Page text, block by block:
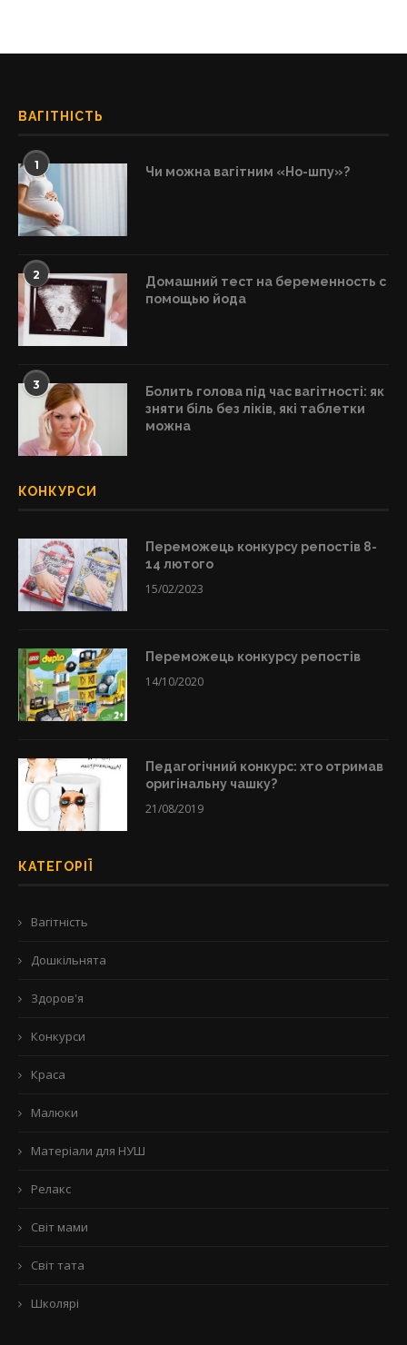
ВАГІТНІСТЬ
1 Чи можна вагітним «Но-шпу»?
2
Домашний тест на беременность с
помощью йода
3
Болить голова під час вагітності: як
зняти біль без ліків, які таблетки
можна
КОНКУРСИ
Переможець конкурсу репостів 8-
14 лютого
15/02/2023
Переможець конкурсу репостів
14/10/2020
Педагогічний конкурс: хто отримав
оригінальну чашку?
21/08/2019
КАТЕГОРІЇ
Вагітність
Дошкільнята
Здоров'я
Конкурси
Краса
Малюки
Матеріали для НУШ
Релакс
Світ мами
Світ тата
Школярі